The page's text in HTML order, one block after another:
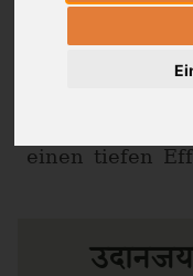
Hier wirkt das
einen tiefen